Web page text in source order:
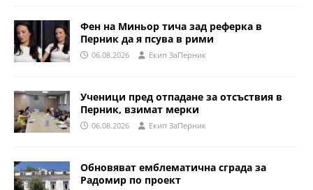
Фен на Миньор тича зад реферка в
Перник да я псува в рими
06.08.2026 Eкип ЗаПерник
Ученици пред отпадане за отсъствия в
Перник, взимат мерки
06.08.2026 Eкип ЗаПерник
Обновяват емблематична сграда за
Радомир по проект